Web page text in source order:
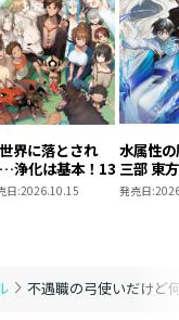
不遇職の弓使いだけど
界に落とされ
浄化は基本！13
日:2026.10.15
水属性
三部 東
発売日: